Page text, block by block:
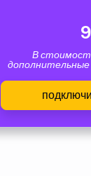
В
дополнительные